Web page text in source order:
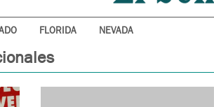
FLORIDA NEVADA